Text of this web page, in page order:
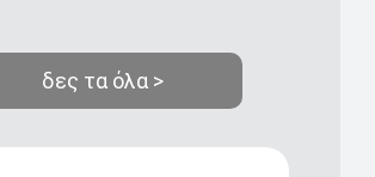
δες τα όλα >